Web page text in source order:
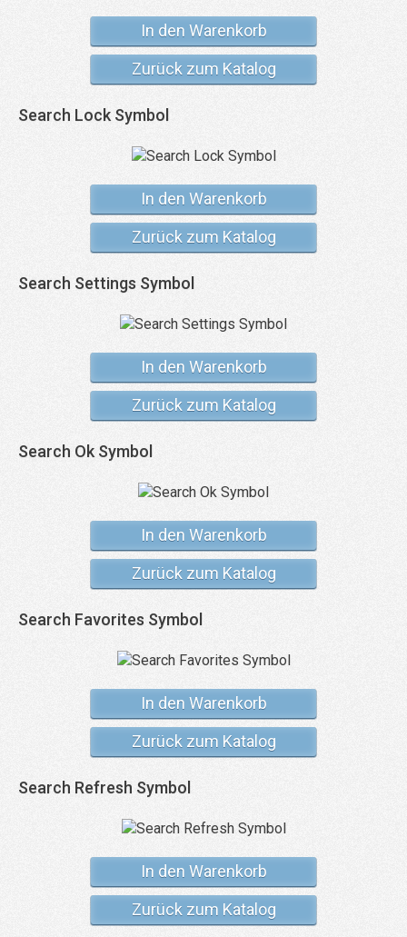
In den Warenkorb
Zurück zum Katalog
Search Lock Symbol
In den Warenkorb
Zurück zum Katalog
Search Settings Symbol
In den Warenkorb
Zurück zum Katalog
Search Ok Symbol
In den Warenkorb
Zurück zum Katalog
Search Favorites Symbol
In den Warenkorb
Zurück zum Katalog
Search Refresh Symbol
In den Warenkorb
Zurück zum Katalog